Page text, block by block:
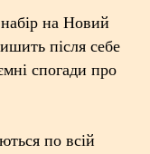
на Новий
після себе
спогади про
по всій